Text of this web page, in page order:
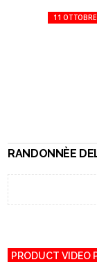
11
RANDONNÈE
PRODUCT VIDEO